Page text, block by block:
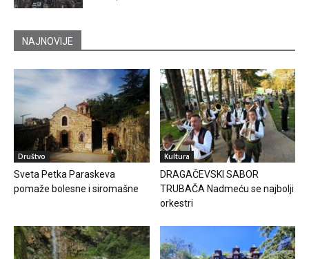
NAJNOVIJE
Društvo
Sveta Petka Paraskeva
pomaže bolesne i siromašne
Kultura
DRAGAČEVSKI SABOR
TRUBAČA Nadmeću se najbolji
orkestri